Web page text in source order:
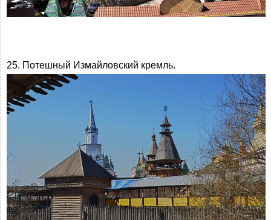
25. Потешный Измайловский кремль.